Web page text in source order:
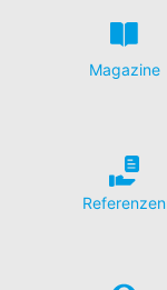
Magazine
Referenzen